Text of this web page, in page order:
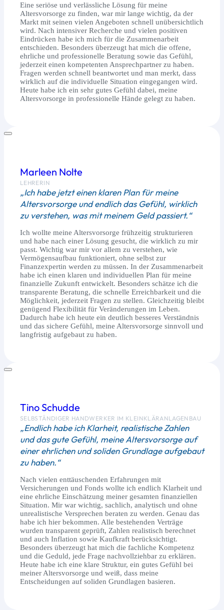
Eine seriöse und verlässliche Lösung für meine
Altersvorsorge zu finden, war mir lange wichtig, da der
Markt mit seinen vielen Angeboten schnell unübersichtlich
wird. Nach intensiver Recherche und vielen positiven
Eindrücken habe ich mich für die Zusammenarbeit
entschieden. Besonders überzeugt hat mich die offene,
ehrliche und professionelle Beratung sowie das Gefühl,
jederzeit einen kompetenten Ansprechpartner zu haben.
Fragen werden schnell beantwortet und man merkt, dass
wirklich auf die individuelle Situation eingegangen wird.
Heute habe ich ein sehr gutes Gefühl dabei, meine
Altersvorsorge in professionelle Hände gelegt zu haben.
Marleen Nolte
LEHRERIN
„Ich habe jetzt einen klaren Plan für meine
Altersvorsorge und endlich das Gefühl, wirklich
zu verstehen, was mit meinem Geld passiert.“
Ich wollte meine Altersvorsorge frühzeitig strukturieren
und habe nach einer Lösung gesucht, die wirklich zu mir
passt. Wichtig war mir vor allem zu verstehen, wie
Vermögensaufbau funktioniert, ohne selbst zur
Finanzexpertin werden zu müssen. In der Zusammenarbeit
habe ich einen klaren und individuellen Plan für meine
finanzielle Zukunft entwickelt. Besonders schätze ich die
transparente Beratung, die schnelle Erreichbarkeit und die
Möglichkeit, jederzeit Fragen zu stellen. Gleichzeitig bleibt
genügend Flexibilität für Veränderungen im Leben.
Dadurch habe ich heute ein deutlich besseres Verständnis
und das sichere Gefühl, meine Altersvorsorge sinnvoll und
langfristig aufgebaut zu haben.
Tino Schudde
SELBSTÄNDIGER HANDWERKER IM KLEINKLÄRANLAGENBAU
„Endlich habe ich Klarheit, realistische Zahlen
und das gute Gefühl, meine Altersvorsorge auf
einer ehrlichen und soliden Grundlage aufgebaut
zu haben.“
Nach vielen enttäuschenden Erfahrungen mit
Versicherungen und Fonds wollte ich endlich Klarheit und
eine ehrliche Einschätzung meiner gesamten finanziellen
Situation. Mir war wichtig, sachlich, analytisch und ohne
unrealistische Versprechen beraten zu werden. Genau das
habe ich hier bekommen. Alle bestehenden Verträge
wurden transparent geprüft, Zahlen realistisch berechnet
und auch Inflation sowie Kaufkraft berücksichtigt.
Besonders überzeugt hat mich die fachliche Kompetenz
und die Geduld, jede Frage nachvollziehbar zu erklären.
Heute habe ich eine klare Struktur, ein gutes Gefühl bei
meiner Altersvorsorge und weiß, dass meine
Entscheidungen auf soliden Grundlagen basieren.